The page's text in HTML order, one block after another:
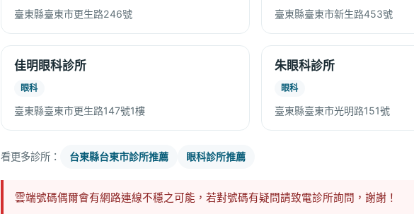
臺東縣臺東市更生路246號 臺東縣臺東市新生路453號
佳明眼科診所
眼科
臺東縣臺東市更生路147號1樓
朱眼科診所
眼科
臺東縣臺東市光明路151號
看更多診所： 台東縣台東市診所推薦 眼科診所推薦
雲端號碼偶爾會有網路連線不穩之可能，若對號碼有疑問請致電診所詢問，謝謝！